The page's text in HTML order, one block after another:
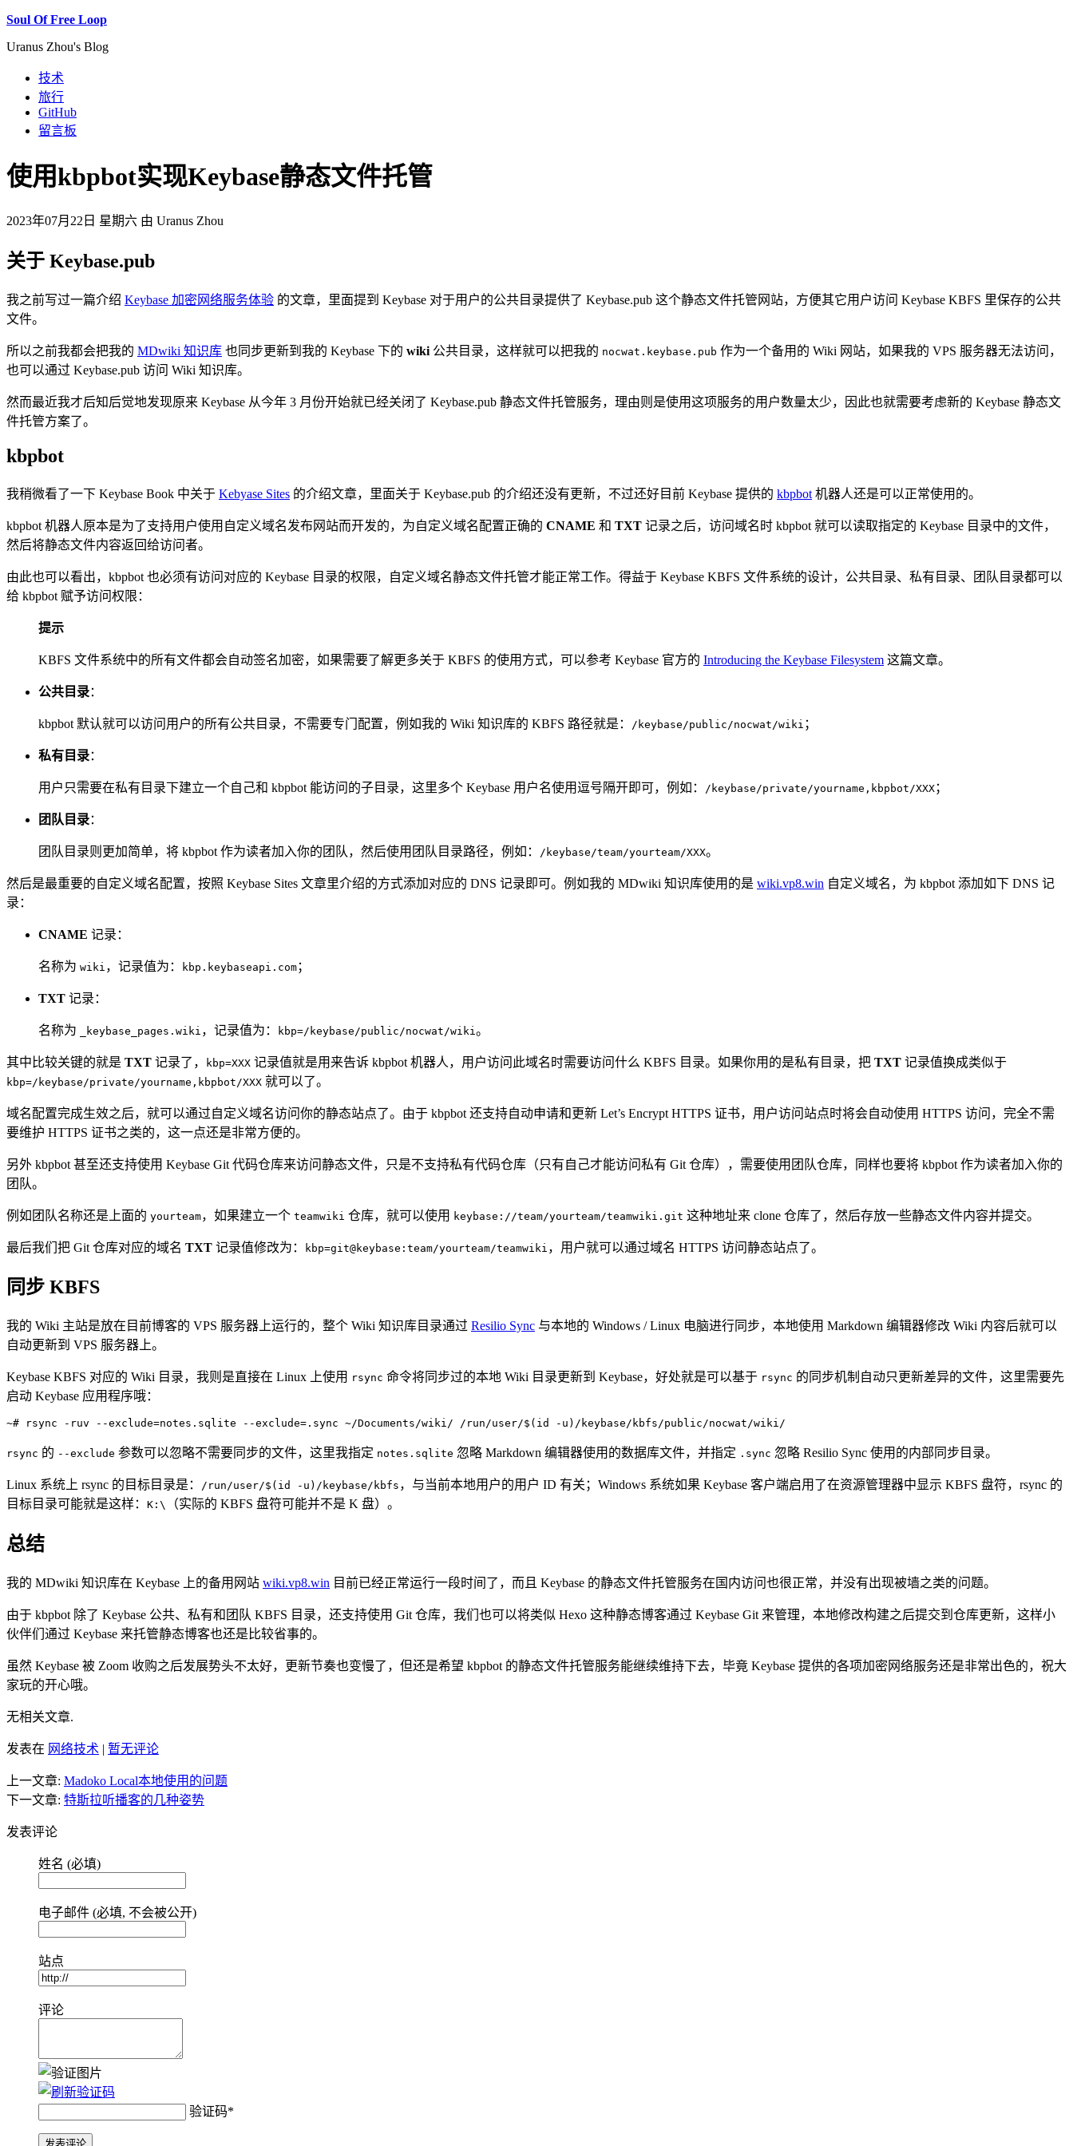
Soul Of Free Loop
Uranus Zhou's Blog
技术
旅行
GitHub
留言板
使用kbpbot实现Keybase静态文件托管
2023年07月22日 星期六 由 Uranus Zhou
关于 Keybase.pub
我之前写过一篇介绍 Keybase 加密网络服务体验 的文章，里面提到 Keybase 对于用户的公共目录提供了 Keybase.pub 这个静态文件托管网站，方便其它用户访问 Keybase KBFS 里保存的公共
文件。
所以之前我都会把我的 MDwiki 知识库 也同步更新到我的 Keybase 下的 wiki 公共目录，这样就可以把我的 nocwat.keybase.pub 作为一个备用的 Wiki 网站，如果我的 VPS 服务器无法访问，
也可以通过 Keybase.pub 访问 Wiki 知识库。
然而最近我才后知后觉地发现原来 Keybase 从今年 3 月份开始就已经关闭了 Keybase.pub 静态文件托管服务，理由则是使用这项服务的用户数量太少，因此也就需要考虑新的 Keybase 静态文
件托管方案了。
kbpbot
我稍微看了一下 Keybase Book 中关于 Kebyase Sites 的介绍文章，里面关于 Keybase.pub 的介绍还没有更新，不过还好目前 Keybase 提供的 kbpbot 机器人还是可以正常使用的。
kbpbot 机器人原本是为了支持用户使用自定义域名发布网站而开发的，为自定义域名配置正确的 CNAME 和 TXT 记录之后，访问域名时 kbpbot 就可以读取指定的 Keybase 目录中的文件，
然后将静态文件内容返回给访问者。
由此也可以看出，kbpbot 也必须有访问对应的 Keybase 目录的权限，自定义域名静态文件托管才能正常工作。得益于 Keybase KBFS 文件系统的设计，公共目录、私有目录、团队目录都可以
给 kbpbot 赋予访问权限：
提示
KBFS 文件系统中的所有文件都会自动签名加密，如果需要了解更多关于 KBFS 的使用方式，可以参考 Keybase 官方的 Introducing the Keybase Filesystem 这篇文章。
公共目录：
kbpbot 默认就可以访问用户的所有公共目录，不需要专门配置，例如我的 Wiki 知识库的 KBFS 路径就是： /keybase/public/nocwat/wiki ；
私有目录：
用户只需要在私有目录下建立一个自己和 kbpbot 能访问的子目录，这里多个 Keybase 用户名使用逗号隔开即可，例如： /keybase/private/yourname,kbpbot/XXX ；
团队目录：
团队目录则更加简单，将 kbpbot 作为读者加入你的团队，然后使用团队目录路径，例如： /keybase/team/yourteam/XXX。
然后是最重要的自定义域名配置，按照 Keybase Sites 文章里介绍的方式添加对应的 DNS 记录即可。例如我的 MDwiki 知识库使用的是 wiki.vp8.win 自定义域名，为 kbpbot 添加如下 DNS 记
录：
CNAME 记录：
名称为 wiki ，记录值为： kbp.keybaseapi.com ；
TXT 记录：
名称为 _keybase_pages.wiki ，记录值为： kbp=/keybase/public/nocwat/wiki 。
其中比较关键的就是 TXT 记录了， kbp=XXX 记录值就是用来告诉 kbpbot 机器人，用户访问此域名时需要访问什么 KBFS 目录。如果你用的是私有目录，把 TXT 记录值换成类似于
kbp=/keybase/private/yourname,kbpbot/XXX 就可以了。
域名配置完成生效之后，就可以通过自定义域名访问你的静态站点了。由于 kbpbot 还支持自动申请和更新 Let’s Encrypt HTTPS 证书，用户访问站点时将会自动使用 HTTPS 访问，完全不需
要维护 HTTPS 证书之类的，这一点还是非常方便的。
另外 kbpbot 甚至还支持使用 Keybase Git 代码仓库来访问静态文件，只是不支持私有代码仓库（只有自己才能访问私有 Git 仓库），需要使用团队仓库，同样也要将 kbpbot 作为读者加入你的
团队。
例如团队名称还是上面的 yourteam，如果建立一个 teamwiki 仓库，就可以使用 keybase://team/yourteam/teamwiki.git 这种地址来 clone 仓库了，然后存放一些静态文件内容并提交。
最后我们把 Git 仓库对应的域名 TXT 记录值修改为： kbp=git@keybase:team/yourteam/teamwiki ，用户就可以通过域名 HTTPS 访问静态站点了。
同步 KBFS
我的 Wiki 主站是放在目前博客的 VPS 服务器上运行的，整个 Wiki 知识库目录通过 Resilio Sync 与本地的 Windows / Linux 电脑进行同步，本地使用 Markdown 编辑器修改 Wiki 内容后就可以
自动更新到 VPS 服务器上。
Keybase KBFS 对应的 Wiki 目录，我则是直接在 Linux 上使用 rsync 命令将同步过的本地 Wiki 目录更新到 Keybase，好处就是可以基于 rsync 的同步机制自动只更新差异的文件，这里需要先
启动 Keybase 应用程序哦：
rsync 的 --exclude 参数可以忽略不需要同步的文件，这里我指定 notes.sqlite 忽略 Markdown 编辑器使用的数据库文件，并指定 .sync 忽略 Resilio Sync 使用的内部同步目录。
Linux 系统上 rsync 的目标目录是： /run/user/$(id -u)/keybase/kbfs ，与当前本地用户的用户 ID 有关；Windows 系统如果 Keybase 客户端启用了在资源管理器中显示 KBFS 盘符，rsync 的
目标目录可能就是这样： K:\ （实际的 KBFS 盘符可能并不是 K 盘）。
总结
我的 MDwiki 知识库在 Keybase 上的备用网站 wiki.vp8.win 目前已经正常运行一段时间了，而且 Keybase 的静态文件托管服务在国内访问也很正常，并没有出现被墙之类的问题。
由于 kbpbot 除了 Keybase 公共、私有和团队 KBFS 目录，还支持使用 Git 仓库，我们也可以将类似 Hexo 这种静态博客通过 Keybase Git 来管理，本地修改构建之后提交到仓库更新，这样小
伙伴们通过 Keybase 来托管静态博客也还是比较省事的。
虽然 Keybase 被 Zoom 收购之后发展势头不太好，更新节奏也变慢了，但还是希望 kbpbot 的静态文件托管服务能继续维持下去，毕竟 Keybase 提供的各项加密网络服务还是非常出色的，祝大
家玩的开心哦。
无相关文章.
发表在 网络技术 | 暂无评论
上一文章: Madoko Local本地使用的问题
下一文章: 特斯拉听播客的几种姿势
发表评论
姓名 (必填)
电子邮件 (必填, 不会被公开)
站点
评论
验证码*